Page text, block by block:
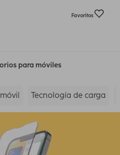
Favoritos
para móviles
Tecnología de carga